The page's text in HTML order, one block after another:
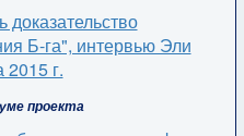
доказательство
Б-га", интервью Эли
г.
проекта